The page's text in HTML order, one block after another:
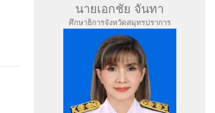
นายเอกชัย จันทา
ศึกษาธิการจังหวัดสมุทรปราการ